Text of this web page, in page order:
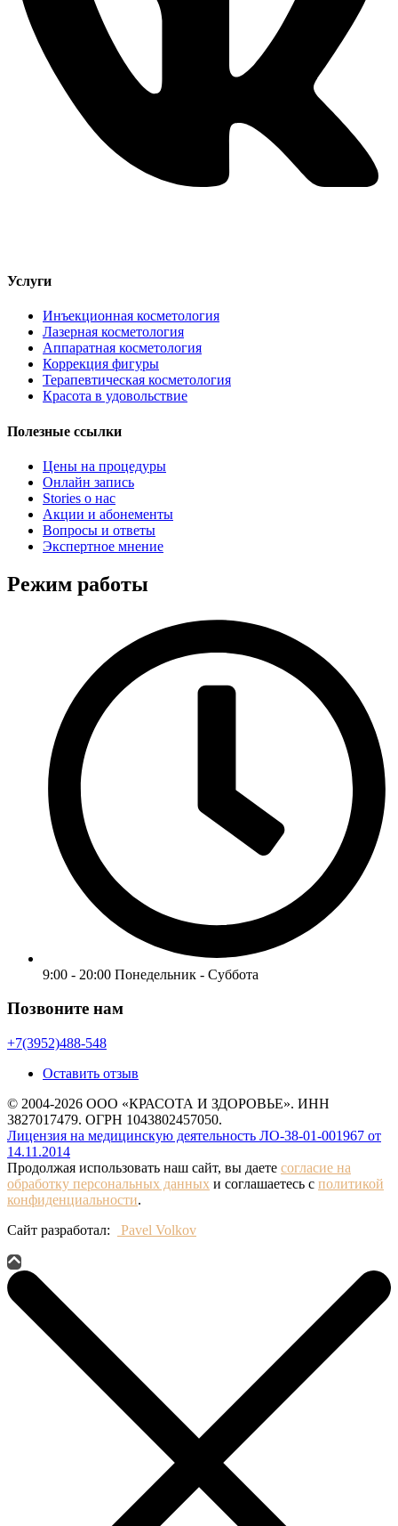
Услуги
Инъекционная косметология
Лазерная косметология
Аппаратная косметология
Коррекция фигуры
Терапевтическая косметология
Красота в удовольствие
Полезные ссылки
Цены на процедуры
Онлайн запись
Stories о нас
Акции и абонементы
Вопросы и ответы
Экспертное мнение
Режим работы
9:00 - 20:00 Понедельник - Суббота
Позвоните нам
+7(3952)488-548
Оставить отзыв
© 2004-2026 ООО «КРАСОТА И ЗДОРОВЬЕ». ИНН
3827017479. ОГРН 1043802457050.
Лицензия на медицинскую деятельность ЛО-38-01-001967 от
14.11.2014
Продолжая использовать наш сайт, вы даете согласие на
обработку персональных данных и соглашаетесь с политикой
конфиденциальности.
Сайт разработал:
Pavel Volkov